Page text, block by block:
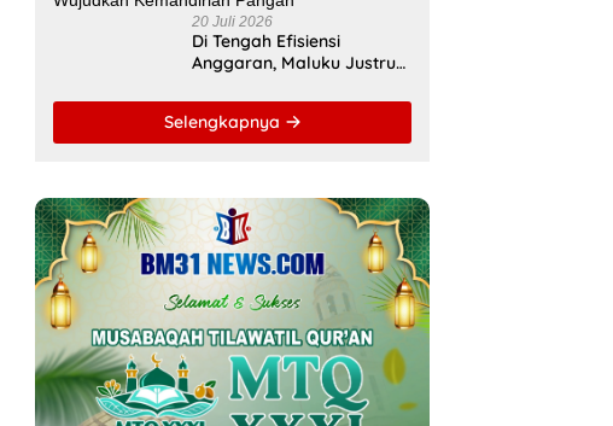
20 Juli 2026
Di Tengah Efisiensi
Anggaran, Maluku Justru
Nasional untuk Wujudkan
Kemandirian Pangan
Selengkapnya